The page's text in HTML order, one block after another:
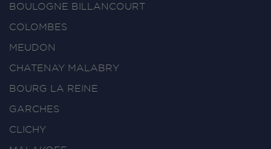
BOULOGNE BILLANCOURT
COLOMBES
MEUDON
CHATENAY MALABRY
BOURG LA REINE
GARCHES
CLICHY